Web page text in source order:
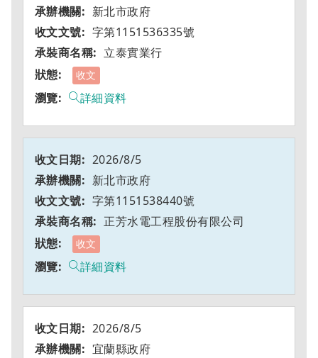
新北市政府
字第1151536335號
立泰實業行
收文
詳細資料
2026/8/5
新北市政府
字第1151538440號
正芳水電工程股份有限公司
收文
詳細資料
2026/8/5
宜蘭縣政府